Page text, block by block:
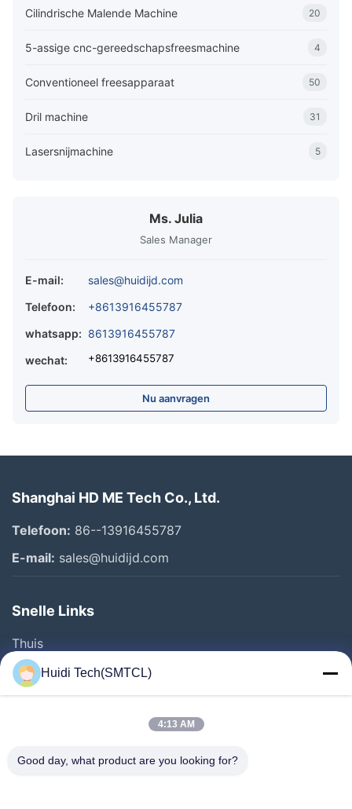
Cilindrische Malende Machine 20
5-assige cnc-gereedschapsfreesmachine 4
Conventioneel freesapparaat 50
Dril machine 31
Lasersnijmachine 5
Ms. Julia
Sales Manager
E-mail:
sales@huidijd.com
Telefoon:
+8613916455787
whatsapp: 8613916455787
wechat:
+8613916455787
Nu aanvragen
Shanghai HD ME Tech Co., Ltd.
Telefoon: 86--13916455787
E-mail: sales@huidijd.com
Snelle Links
Thuis
Producten
Videos
Fabrieksreis
Huidi Tech(SMTCL)
4:13 AM
Good day, what product are you looking for?